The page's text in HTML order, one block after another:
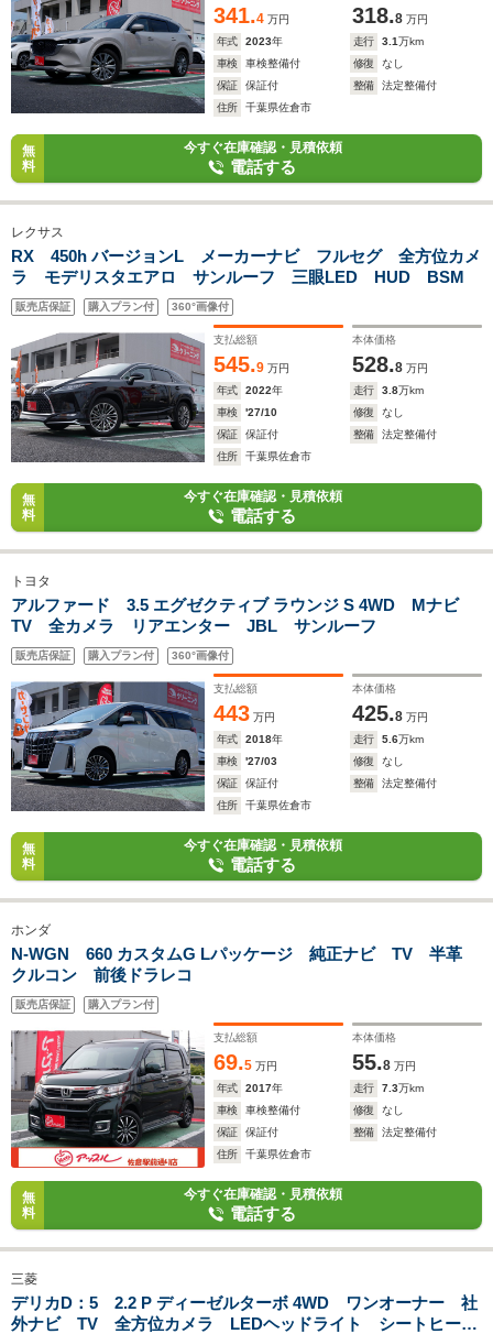
341.4 万円 318.8 万円
年式
2023年 走行 3.1万km
車検
車検整備付 修復
なし
保証
保証付 整備
法定整備付
住所
千葉県佐倉市
無
料
今すぐ在庫確認・見積依頼
電話する
レクサス
RX 450h バージョンL メーカーナビ フルセグ 全方位カメ
ラ モデリスタエアロ サンルーフ 三眼LED HUD BSM
販売店保証 購入プラン付 360°画像付
支払総額
545.9 万円
本体価格
528.8 万円
年式
2022年 走行 3.8万km
車検
'27/10 修復
なし
保証
保証付 整備
法定整備付
住所
千葉県佐倉市
無
料
今すぐ在庫確認・見積依頼
電話する
トヨタ
アルファード 3.5 エグゼクティブ ラウンジ S 4WD Mナビ
TV 全カメラ リアエンター JBL サンルーフ
販売店保証 購入プラン付 360°画像付
支払総額
443 万円
本体価格
425.8 万円
年式
2018年 走行 5.6万km
車検
'27/03 修復
なし
保証
保証付 整備
法定整備付
住所
千葉県佐倉市
無
料
今すぐ在庫確認・見積依頼
電話する
ホンダ
N-WGN 660 カスタムG Lパッケージ 純正ナビ TV 半革
クルコン 前後ドラレコ
販売店保証 購入プラン付
支払総額
69.5 万円
本体価格
55.8 万円
年式
2017年 走行 7.3万km
車検
車検整備付 修復
なし
保証
保証付 整備
法定整備付
住所
千葉県佐倉市
無
料
今すぐ在庫確認・見積依頼
電話する
三菱
デリカD：5 2.2 P ディーゼルターボ 4WD ワンオーナー 社
外ナビ TV 全方位カメラ LEDヘッドライト シートヒータ